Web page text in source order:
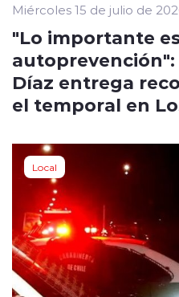
Miércoles 15 de julio de
"Lo importante
Díaz entrega
el temporal en
Local